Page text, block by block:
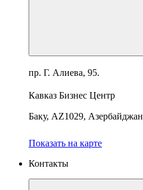
пр. Г. Алиева, 95.
Кавказ Бизнес Центр
Баку, AZ1029, Азербайджан
Показать на карте
Контакты